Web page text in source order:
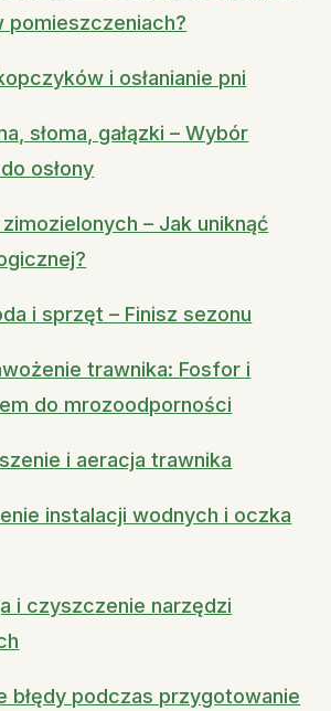
pomieszczeniach?
i osłanianie pni
słoma, gałązki – Wybór
osłony
– Jak uniknąć
i sprzęt – Finisz sezonu
trawnika: Fosfor i
do mrozoodporności
i aeracja trawnika
instalacji wodnych i oczka
i czyszczenie narzędzi
błędy podczas przygotowanie